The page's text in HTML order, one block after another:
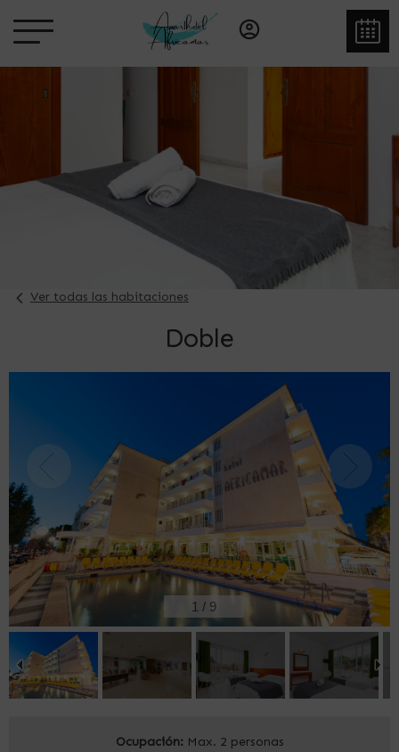
Ver todas las habitaciones
Doble
1 / 9
Ocupación: Max. 2 personas